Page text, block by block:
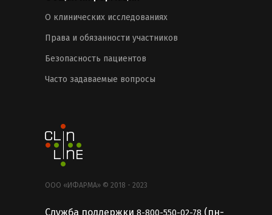
О клинических исследованиях
Права и обязанности участников
Безопасность пациентов
Часто задаваемые вопросы
ООО «ИФАРМА» © 2018 - 2023
Служба поддержки (пн-